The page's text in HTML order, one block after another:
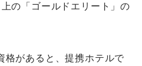
の「ゴールドエリート」の
格があると、提携ホテルで